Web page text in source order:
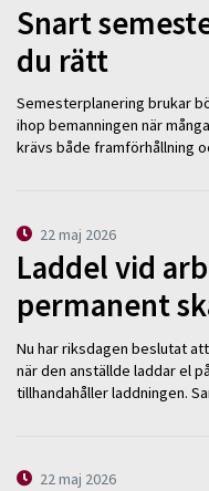
Snart
du rätt
Semesterplanering brukar
ihop bemanningen när
krävs både framförhållning
22 maj 2026
Laddel vid
permanent
Nu har riksdagen beslutat
när den anställde laddar el
tillhandahåller laddningen.
22 maj 2026